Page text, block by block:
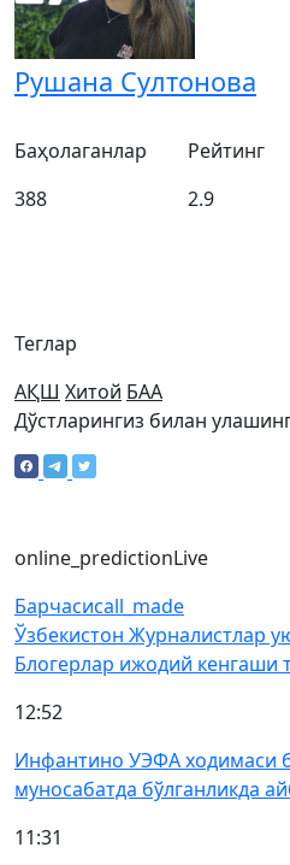
Рушана Султонова
Теглар
АҚШ Хитой БАА
Баҳолаганлар
388
Рейтинг
2.9
Дўстларингиз билан
online_predictionLive
Барчасиcall_made
Ўзбекистон Журналистлар
Блогерлар ижодий кенгаши
12:52
Инфантино УЭФА ходимаси
муносабатда бўлганликда
11:31